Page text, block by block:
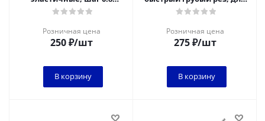
мм/32TPI, BIM (2 шт)
Розничная цена
250₽/шт
В корзину
сырой древесины, подвес
Розничная цена
275₽/шт
В корзину